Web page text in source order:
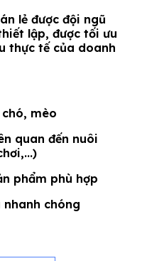
lẻ được đội ngũ
lập, được tối ưu
thực tế của doanh
mèo
quan đến nuôi
phẩm phù hợp
chóng